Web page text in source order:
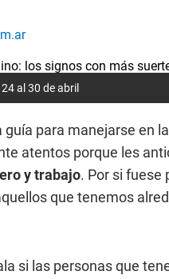
al 30 de abril
para manejarse en
atentos porque les
y trabajo. Por si fuese
que tenemos
si las personas que